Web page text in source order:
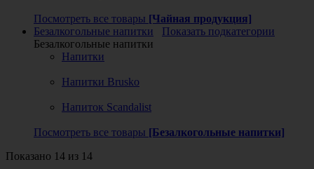
Посмотреть все товары [Чайная продукция]
Безалкогольные напитки
Показать подкатегории
Безалкогольные напитки
Напитки
Напитки Brusko
Напиток Scandalist
Посмотреть все товары [Безалкогольные напитки]
Показано 14 из 14